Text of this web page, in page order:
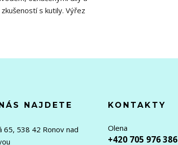
s kutily. Výřez
NAJDETE
65, 538 42 Ronov nad
KONTAKTY
Olena
+420 705 976 386